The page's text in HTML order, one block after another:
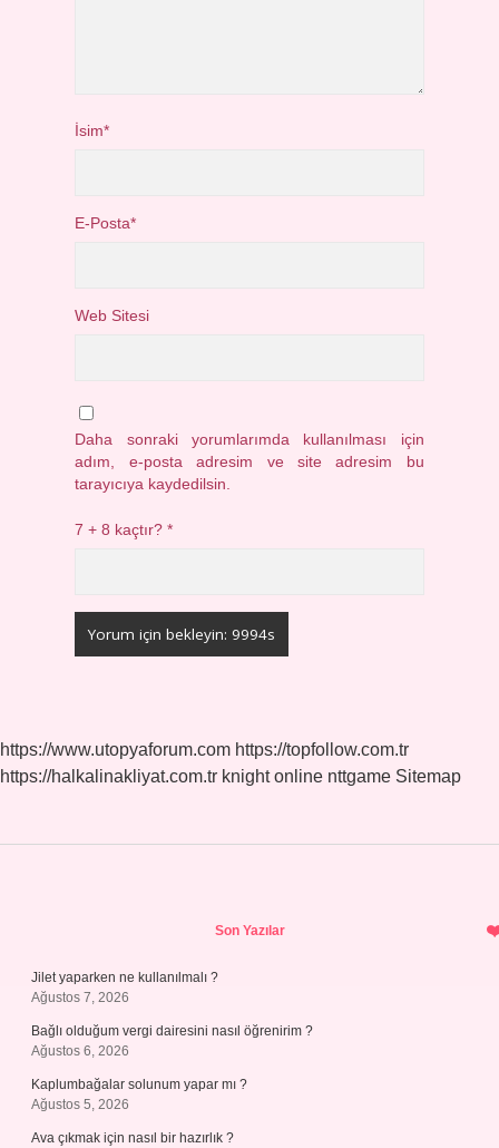
İsim*
E-Posta*
Web Sitesi
Daha sonraki yorumlarımda kullanılması için
adım, e-posta adresim ve site adresim bu
tarayıcıya kaydedilsin.
7 + 8 kaçtır?*
https://www.utopyaforum.com https://topfollow.com.tr
https://halkalinakliyat.com.tr knight online nttgame Sitemap
Son Yazılar
Jilet yaparken ne kullanılmalı ?
Ağustos 7, 2026
Bağlı olduğum vergi dairesini nasıl öğrenirim ?
Ağustos 6, 2026
Kaplumbağalar solunum yapar mı ?
Ağustos 5, 2026
Ava çıkmak için nasıl bir hazırlık ?